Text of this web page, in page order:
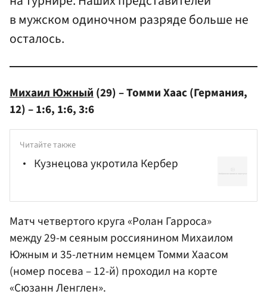
в мужском одиночном разряде больше не
осталось.
Михаил Южный(29) – Томми Хаас (Германия,
12) – 1:6, 1:6, 3:6
Читайте также
Кузнецова укротила Кербер
Матч четвертого круга «Ролан Гарроса»
между 29-м сеяным россиянином Михаилом
Южным и 35-летним немцем Томми Хаасом
(номер посева – 12-й) проходил на корте
«Сюзанн Ленглен».